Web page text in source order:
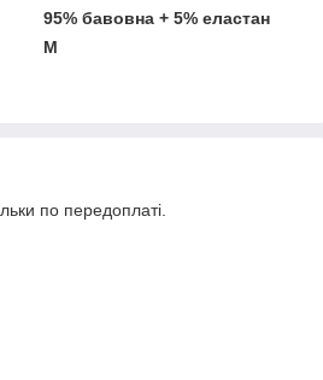
95% бавовна + 5% еластан
M
по передоплаті.